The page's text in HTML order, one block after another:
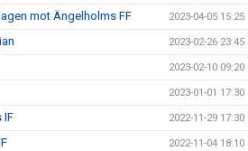
mot Ängelholms FF 2023-04-05 15:25
2023-02-26 23:45
2023-02-10 09:20
2023-01-01 17:30
IF 2022-11-29 17:30
2022-11-04 18:10